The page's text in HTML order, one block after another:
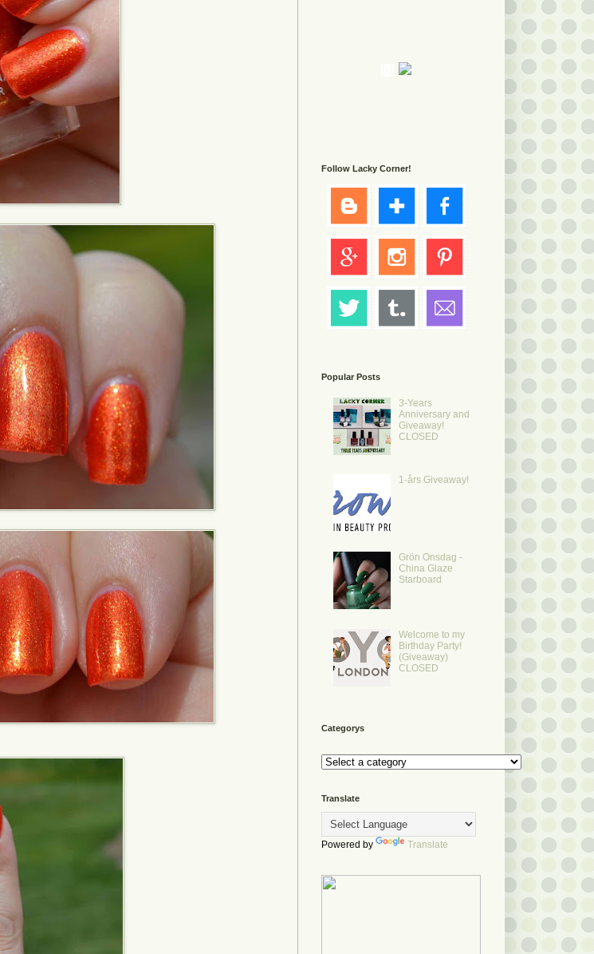
Follow Lacky Corner!
Popular Posts
3-Years
Anniversary and
Giveaway!
CLOSED
1-års Giveaway!
Grön Onsdag -
China Glaze
Starboard
Welcome to my
Birthday Party!
(Giveaway)
CLOSED
Categorys
Translate
Powered by Translate